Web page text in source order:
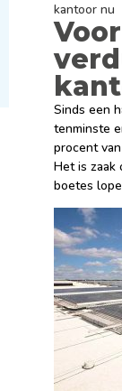
kantoor nu
Sinds een
tenminste
procent
Het is zaak
boetes